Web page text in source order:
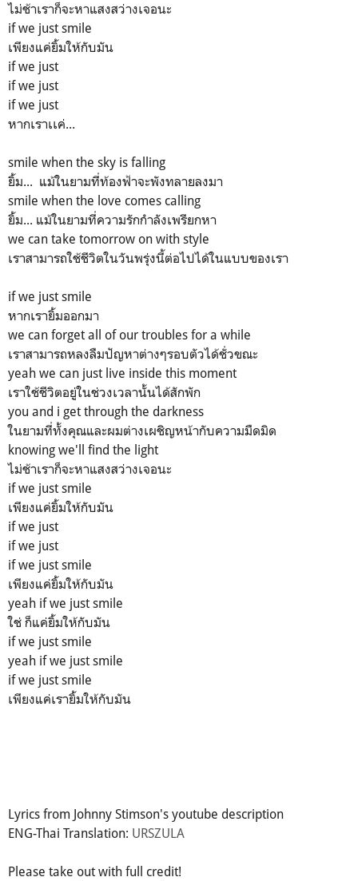
ไม่ช้าเราก็จะหาแสงสว่างเจอนะ
if we just smile
เพียงแค่ยิ้มให้กับมัน
if we just
if we just
if we just
หากเราเเค่...
smile when the sky is falling
ยิ้ม... แม้ในยามที่ท้องฟ้าจะพังทลายลงมา
smile when the love comes calling
ยิ้ม... แม้ในยามที่ความรักกำลังเพรียกหา
we can take tomorrow on with style
เราสามารถใช้ชีวิตในวันพรุ่งนี้ต่อไปได้ในแบบของเรา
if we just smile
หากเรายิ้มออกมา
we can forget all of our troubles for a while
เราสามารถหลงลืมปัญหาต่างๆรอบตัวได้ชั่วขณะ
yeah we can just live inside this moment
เราใช้ชีวิตอยู่ในช่วงเวลานั้นได้สักพัก
you and i get through the darkness
ในยามที่ทั้งคุณและผมต่างเผชิญหน้ากับความมืดมิด
knowing we'll find the light
ไม่ช้าเราก็จะหาแสงสว่างเจอนะ
if we just smile
เพียงแค่ยิ้มให้กับมัน
if we just
if we just
if we just smile
เพียงแค่ยิ้มให้กับมัน
yeah if we just smile
ใช่ ก็แค่ยิ้มให้กับมัน
if we just smile
yeah if we just smile
if we just smile
เพียงแค่เรายิ้มให้กับมัน
Lyrics from Johnny Stimson's youtube description
ENG-Thai Translation: URSZULA
Please take out with full credit!